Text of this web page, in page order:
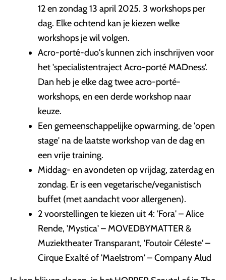
12 en zondag 13 april 2025. 3 workshops per
dag. Elke ochtend kan je kiezen welke
workshops je wil volgen.
Acro-porté-duo's kunnen zich inschrijven voor
het 'specialistentraject Acro-porté MADness'.
Dan heb je elke dag twee acro-porté-
workshops, en een derde workshop naar
keuze.
Een gemeenschappelijke opwarming, de 'open
stage' na de laatste workshop van de dag en
een vrije training.
Middag- en avondeten op vrijdag, zaterdag en
zondag. Er is een vegetarische/veganistisch
buffet (met aandacht voor allergenen).
2 voorstellingen te kiezen uit 4: 'Fora' – Alice
Rende, 'Mystica' – MOVEDBYMATTER &
Muziektheater Transparant, 'Foutoir Céleste' –
Cirque Exalté of 'Maelstrom' – Company Alud